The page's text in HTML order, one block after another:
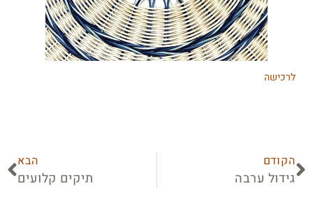
לרכישה
הקודם
גידול ערבה
הבא
תיקים קלועים